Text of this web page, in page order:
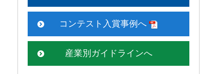
コンテスト入賞事例へ
産業別ガイドラインへ